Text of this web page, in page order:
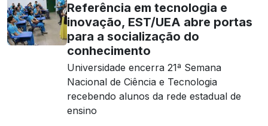
Referência em tecnologia e
inovação, EST/UEA abre portas
para a socialização do
conhecimento
Universidade encerra 21ª Semana
Nacional de Ciência e Tecnologia
recebendo alunos da rede estadual de
ensino